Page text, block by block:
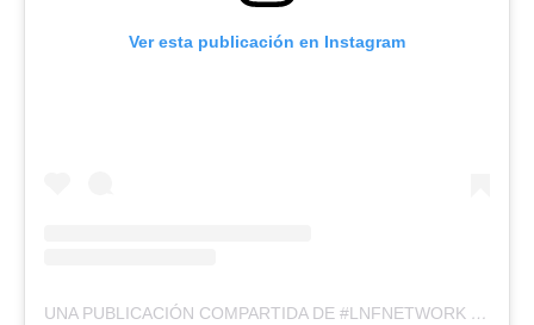
Ver esta publicación en Instagram
UNA PUBLICACIÓN COMPARTIDA DE #LNFNETWORK (@LNFNETWORK)